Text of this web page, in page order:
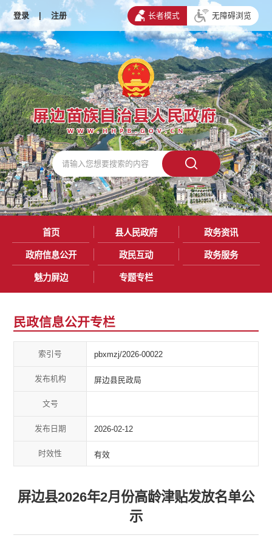
登录 | 注册 长者模式 无障碍浏览
首页 县人民政府 政务资讯
政府信息公开 政民互动 政务服务
魅力屏边 专题专栏
民政信息公开专栏
索引号 pbxmzj/2026-00022
发布机构 屏边县民政局
文号
发布日期 2026-02-12
时效性 有效
屏边县2026年2月份高龄津贴发放名单公
示